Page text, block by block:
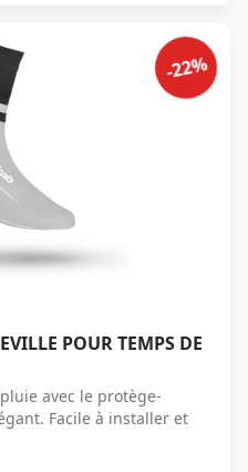
-22%
POUR TEMPS DE
avec le protège-
Facile à installer et